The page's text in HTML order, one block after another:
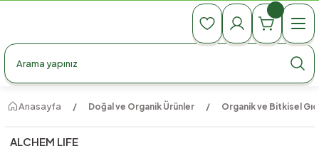
990 TL Üzeri Ücretsiz Kargo
990 TL Üzeri Ücretsiz Kargo
Anasayfa Doğal ve Organik Ürünler Organik ve Bitkisel
ALCHEM LIFE